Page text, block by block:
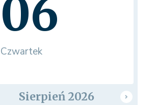
06
Czwartek
Sierpień 2026